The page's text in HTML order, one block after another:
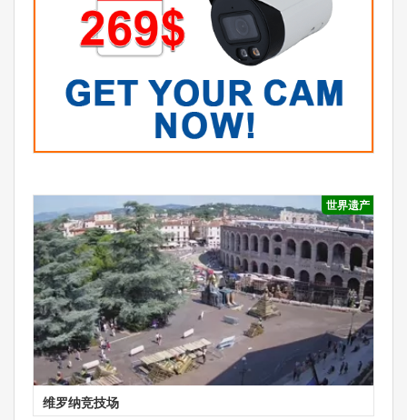
世界遗产
维罗纳竞技场